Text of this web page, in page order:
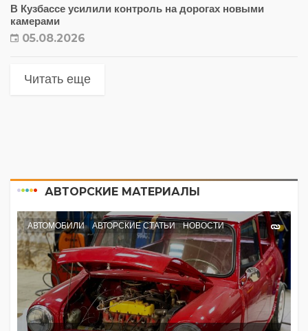
В Кузбассе усилили контроль на дорогах новыми
камерами
05.08.2026
Читать еще
АВТОРСКИЕ МАТЕРИАЛЫ
АВТОМОБИЛИ АВТОРСКИЕ СТАТЬИ НОВОСТИ